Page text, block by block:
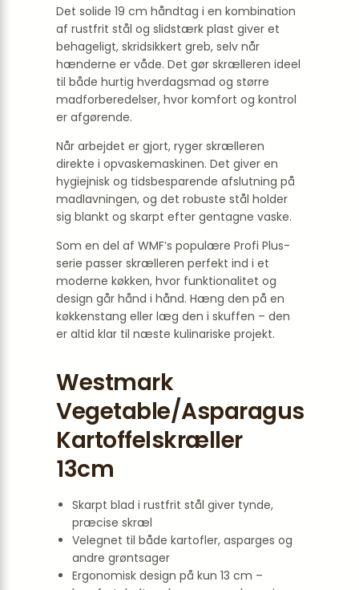
Det solide 19 cm håndtag i en kombination
af rustfrit stål og slidstærk plast giver et
behageligt, skridsikkert greb, selv når
hænderne er våde. Det gør skrælleren ideel
til både hurtig hverdagsmad og større
madforberedelser, hvor komfort og kontrol
er afgørende.
Når arbejdet er gjort, ryger skrælleren
direkte i opvaskemaskinen. Det giver en
hygiejnisk og tidsbesparende afslutning på
madlavningen, og det robuste stål holder
sig blankt og skarpt efter gentagne vaske.
Som en del af WMF’s populære Profi Plus-
serie passer skrælleren perfekt ind i et
moderne køkken, hvor funktionalitet og
design går hånd i hånd. Hæng den på en
køkkenstang eller læg den i skuffen – den
er altid klar til næste kulinariske projekt.
Westmark
Vegetable/Asparagus
Kartoffelskræller
13cm
Skarpt blad i rustfrit stål giver tynde,
præcise skræl
Velegnet til både kartofler, asparges og
andre grøntsager
Ergonomisk design på kun 13 cm –